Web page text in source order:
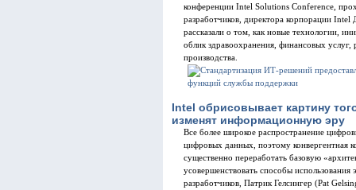
конференции Intel Solutions Conference,
разработчиков, директора корпорации
рассказали о том, как новые технологии,
облик здравоохранения, финансовых
производства.
Intel обрисовывает картину
изменят информационную эру
Все более широкое распространение
цифровых данных, поэтому конвергентная
существенно переработать базовую
усовершенствовать способы
разработчиков, Патрик Гелсингер (Pat